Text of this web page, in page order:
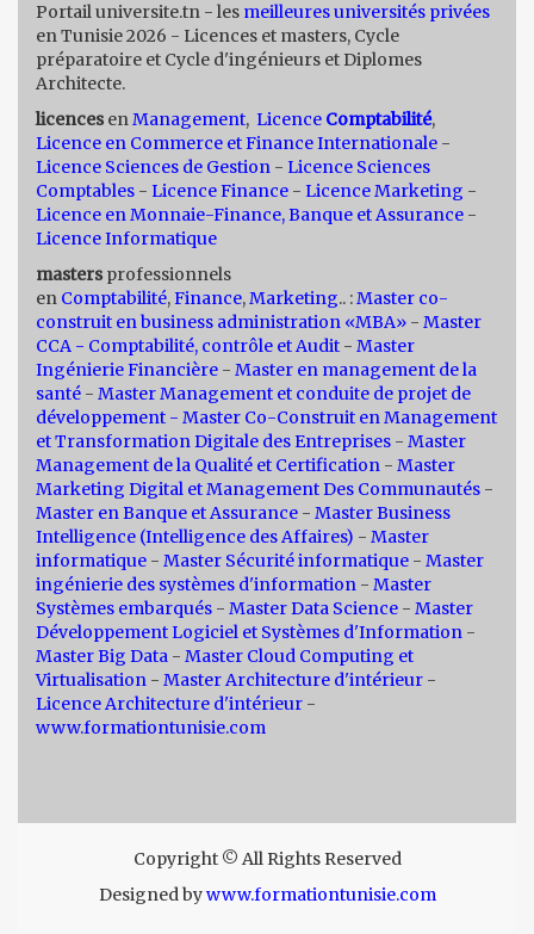
Portail universite.tn - les meilleures universités privées
en Tunisie 2026 - Licences et masters, Cycle
préparatoire et Cycle d'ingénieurs et Diplomes
Architecte.
licences enManagement, Licence Comptabilité,
Licence en Commerce et Finance Internationale -
Licence Sciences de Gestion - Licence Sciences
Comptables - Licence Finance - Licence Marketing -
Licence en Monnaie-Finance, Banque et Assurance -
Licence Informatique
masters professionnels
en Comptabilité,Finance,Marketing.. :Master co-
construit en business administration «MBA» - Master
CCA - Comptabilité, contrôle et Audit - Master
Ingénierie Financière - Master en management de la
santé - Master Management et conduite de projet de
développement - Master Co-Construit en Management
et Transformation Digitale des Entreprises - Master
Management de la Qualité et Certification - Master
Marketing Digital et Management Des Communautés -
Master en Banque et Assurance - Master Business
Intelligence (Intelligence des Affaires) - Master
informatique - Master Sécurité informatique - Master
ingénierie des systèmes d'information - Master
Systèmes embarqués - Master Data Science - Master
Développement Logiciel et Systèmes d'Information -
Master Big Data - Master Cloud Computing et
Virtualisation - Master Architecture d'intérieur -
Licence Architecture d'intérieur -
www.formationtunisie.com
Copyright © All Rights Reserved
Designed bywww.formationtunisie.com